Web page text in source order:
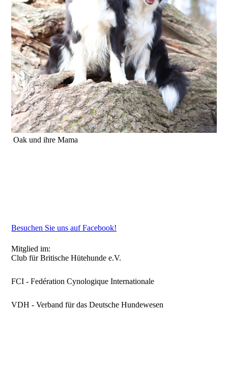
Oak und ihre Mama
Besuchen Sie uns auf Facebook!
Mitglied im:
Club für Britische Hütehunde e.V.
FCI - Fedération Cynologique Internationale
VDH - Verband für das Deutsche Hundewesen